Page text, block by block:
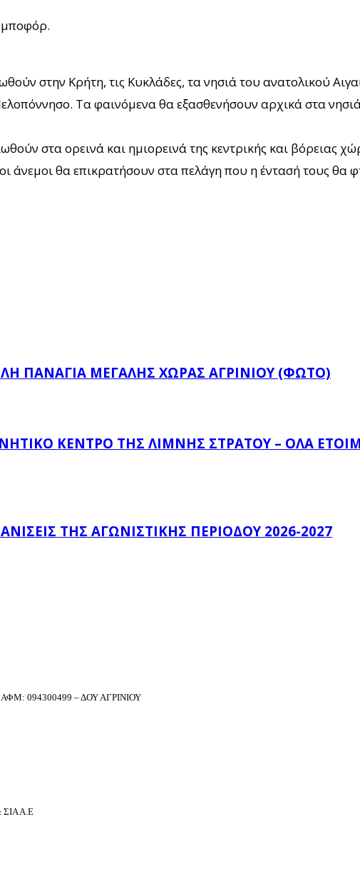
μποφόρ.
στην Κρήτη, τις Κυκλάδες, τα νησιά του ανατολικού
Τα φαινόμενα θα εξασθενήσουν αρχικά στα
στα ορεινά και ημιορεινά της κεντρικής και βόρειας
θα επικρατήσουν στα πελάγη που η έντασή τους θα
ΠΑΝΑΓΙΆ ΜΕΓΆΛΗΣ ΧΏΡΑΣ ΑΓΡΙΝΊΟΥ (ΦΩΤΌ)
ΚΈΝΤΡΟ ΤΗΣ ΛΊΜΝΗΣ ΣΤΡΆΤΟΥ – ΌΛΑ
ΤΗΣ ΑΓΩΝΙΣΤΙΚΉΣ ΠΕΡΙΌΔΟΥ 2026-2027
094300499 – ΔΟΥ ΑΓΡΙΝΙΟΥ
Α.Ε